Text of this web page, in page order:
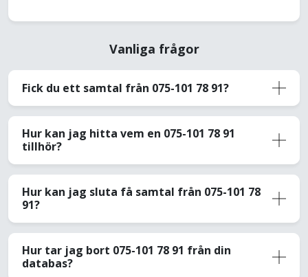
Vanliga frågor
Fick du ett samtal från 075-101 78 91?
Hur kan jag hitta vem en 075-101 78 91
tillhör?
Hur kan jag sluta få samtal från 075-101 78
91?
Hur tar jag bort 075-101 78 91 från din
databas?